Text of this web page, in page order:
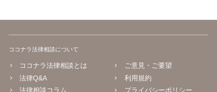
ココナラ法律相談について
ココナラ法律相談とは
法律Q&A
法律相談コラム
ご意見・ご要望
利用規約
プライバシーポリシー